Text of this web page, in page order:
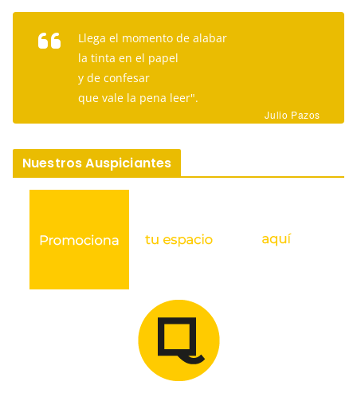
Llega el momento de alabar
la tinta en el papel
y de confesar
que vale la pena leer".
Julio Pazos
Nuestros Auspiciantes